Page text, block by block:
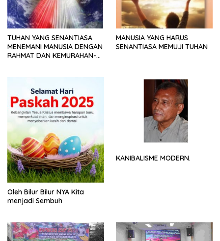
TUHAN YANG SENANTIASA
MENEMANI MANUSIA DENGAN
RAHMAT DAN KEMURAHAN-
MANUSIA YANG HARUS
SENANTIASA MEMUJI TUHAN
Oleh Bilur Bilur NYA Kita
menjadi Sembuh
KANIBALISME MODERN.